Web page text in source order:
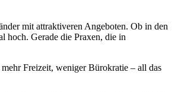
mit attraktiveren Angeboten. Ob in den
hoch. Gerade die Praxen, die in
Freizeit, weniger Bürokratie – all das